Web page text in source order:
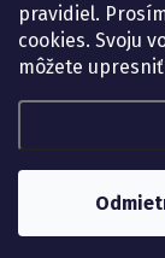
pravidiel.
cookies. Svoju
môžete
Nájdete nás